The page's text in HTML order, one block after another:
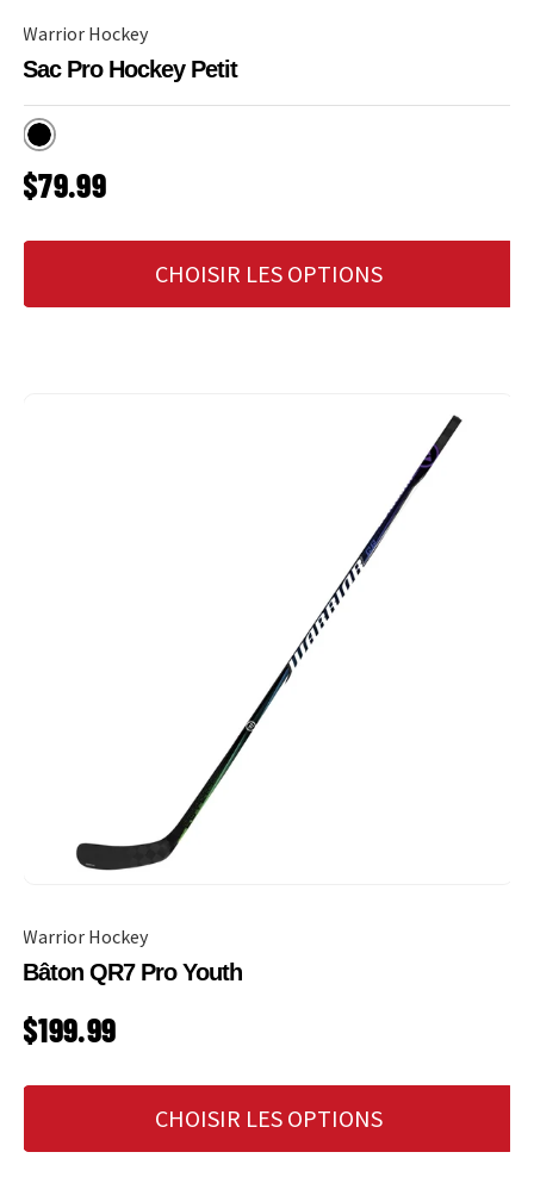
Warrior Hockey
Sac Pro Hockey Petit
Noir
PRIX HABITUEL
$79.99
CHOISIR LES OPTIONS
Warrior Hockey
Bâton QR7 Pro Youth
PRIX HABITUEL
$199.99
CHOISIR LES OPTIONS